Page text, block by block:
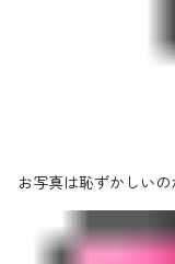
お写真は恥ずかしいの